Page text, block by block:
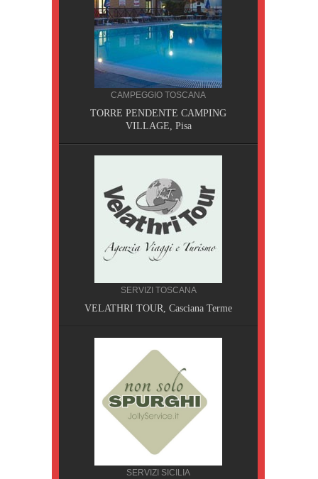
CAMPEGGIO TOSCANA
TORRE PENDENTE CAMPING
VILLAGE, Pisa
SERVIZI TOSCANA
VELATHRI TOUR, Casciana Terme
SERVIZI SICILIA